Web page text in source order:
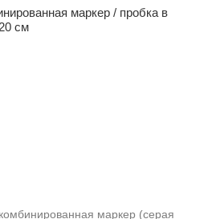
маркер / пробка в
см